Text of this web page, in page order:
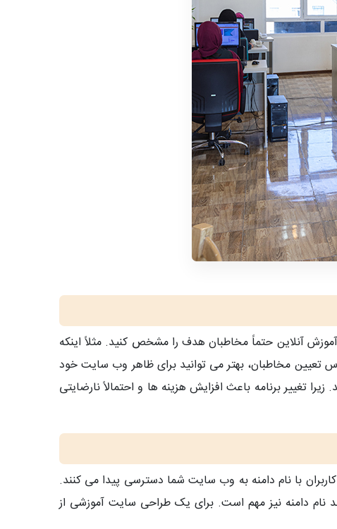
آنلاین حتماً مخاطبان هدف را مشخص کنید. مثلاً اینکه
تعیین مخاطبان، بهتر می توانید برای ظاهر وب سایت خود
تغییر برنامه باعث افزایش هزینه ها و احتمالاً نارضایتی
با نام دامنه به وب سایت شما دسترسی پیدا می کنند.
نام دامنه نیز مهم است. برای یک طراحی سایت آموزشی از